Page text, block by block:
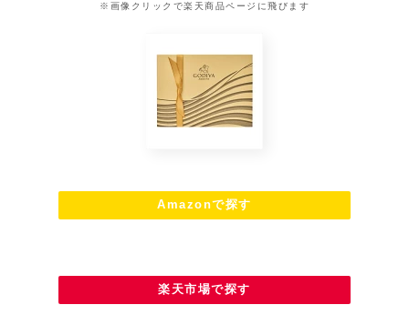
※画像クリックで楽天商品ページに飛びます
Amazonで探す
楽天市場で探す